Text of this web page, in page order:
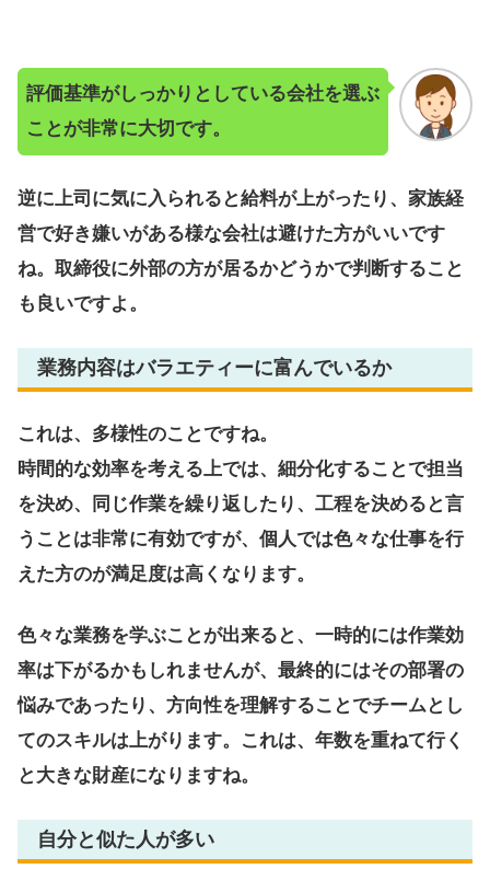
評価基準がしっかりとしている会社を選ぶ
ことが非常に大切です。
逆に上司に気に入られると給料が上がったり、家族経
営で好き嫌いがある様な会社は避けた方がいいです
ね。取締役に外部の方が居るかどうかで判断すること
も良いですよ。
業務内容はバラエティーに富んでいるか
これは、多様性のことですね。
時間的な効率を考える上では、細分化することで担当
を決め、同じ作業を繰り返したり、工程を決めると言
うことは非常に有効ですが、個人では色々な仕事を行
えた方のが満足度は高くなります。
色々な業務を学ぶことが出来ると、一時的には作業効
率は下がるかもしれませんが、最終的にはその部署の
悩みであったり、方向性を理解することでチームとし
てのスキルは上がります。これは、年数を重ねて行く
と大きな財産になりますね。
自分と似た人が多い